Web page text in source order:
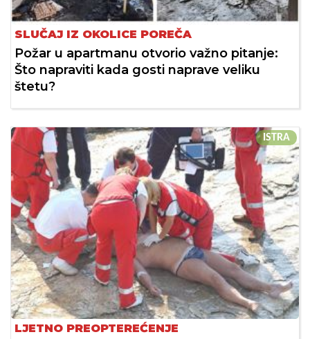
SLUČAJ IZ OKOLICE POREČA
Požar u apartmanu otvorio važno pitanje:
Što napraviti kada gosti naprave veliku
štetu?
ISTRA
LJETNO PREOPTEREĆENJE